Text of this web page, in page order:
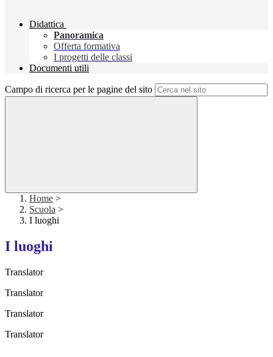
Didattica
Panoramica
Offerta formativa
I progetti delle classi
Documenti utili
Campo di ricerca per le pagine del sito
Home >
Scuola >
I luoghi
I luoghi
Translator
Translator
Translator
Translator